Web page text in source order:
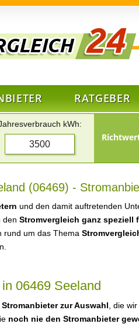
RATGEBER
kWh:
(06469) -
und den damit auftretenden
den Stromvergleich ganz speziell
rund um das Thema
06469 Seeland
Stromanbieter zur Auswahl , die
noch nie den Stromanbieter